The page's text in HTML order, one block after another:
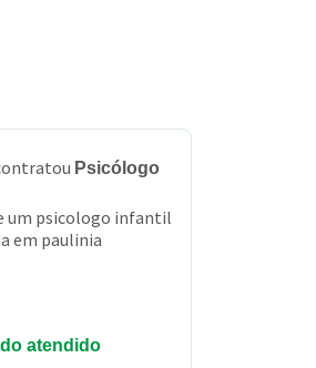
Psicólogo
um psicologo infantil
em paulinia
atendido